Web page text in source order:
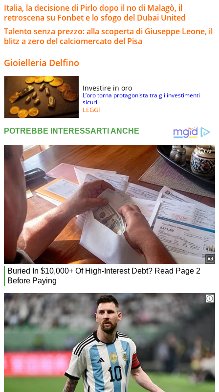
Italia, la decisione di Pirlo dopo il no di Malagò, il
retroscena su Fonbet e lo sfogo del Dubai United
Talento senza prezzo: alla scoperta di Giuseppe Leone, il
blitz a zero del calciomercato del Pisa
Gioielleria Delfino
Investire in oro
L’oro torna protagonista tra gli investimenti
sicuri
LEGGI